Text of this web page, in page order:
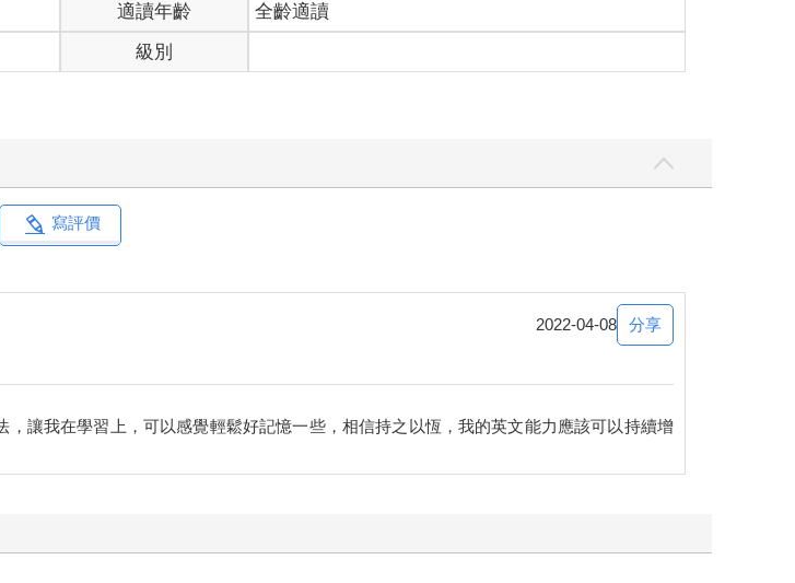
適讀年齡
全齡適讀
級別
寫評價
2022-04-08 分享
讓我在學習上，可以感覺輕鬆好記憶一些，相信持之以恆，我的英文能力應該可以持續增